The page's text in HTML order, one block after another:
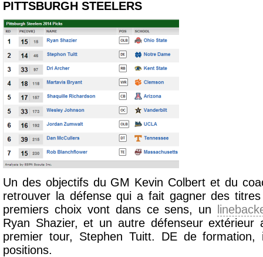
PITTSBURGH STEELERS
Un des objectifs du GM Kevin Colbert et du
retrouver la défense qui a fait gagner des
premiers choix vont dans ce sens, un
Ryan Shazier, et un autre défenseur extérieur
premier tour, Stephen Tuitt. DE de formation,
positions.